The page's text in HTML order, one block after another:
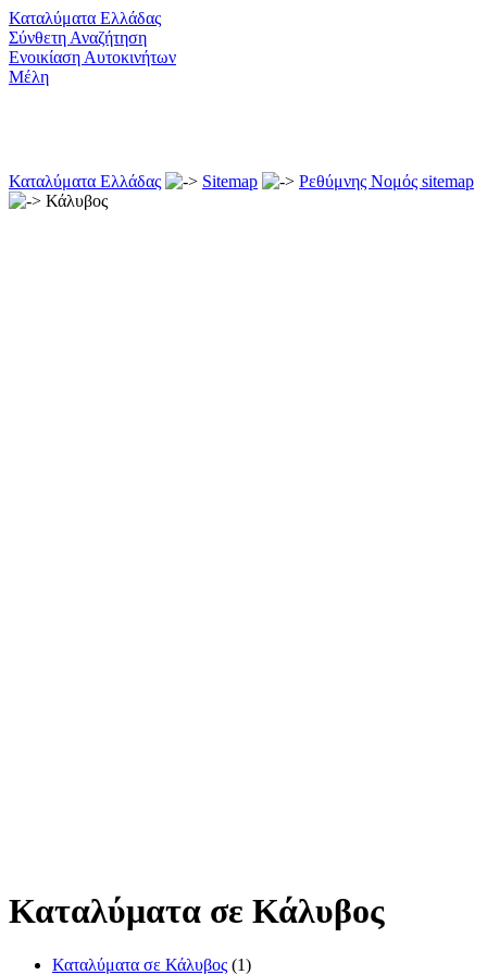
Καταλύματα Ελλάδας
Σύνθετη Αναζήτηση
Ενοικίαση Αυτοκινήτων
Μέλη
Καταλύματα Ελλάδας Sitemap
Ρεθύμνης Νομός sitemap
Κάλυβος
Καταλύματα σε Κάλυβος
Καταλύματα σε Κάλυβος (1)